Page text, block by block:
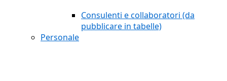
Consulenti e collaboratori (da
pubblicare in tabelle)
Personale